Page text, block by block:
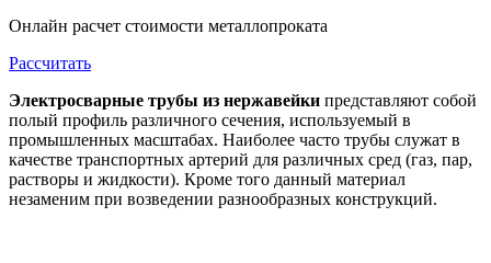
Онлайн расчет стоимости металлопроката
Рассчитать
Электросварные трубы из нержавейки представляют собой
полый профиль различного сечения, используемый в
промышленных масштабах. Наиболее часто трубы служат в
качестве транспортных артерий для различных сред (газ, пар,
растворы и жидкости). Кроме того данный материал
незаменим при возведении разнообразных конструкций.